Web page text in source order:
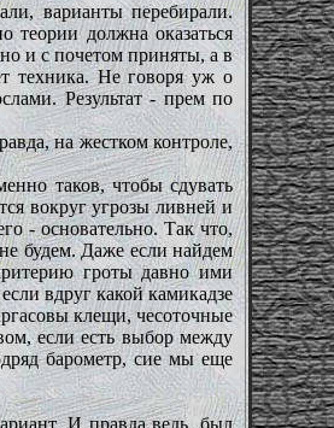
варианты перебирали.
теории должна оказаться
и с почетом приняты, а в
техника. Не говоря уж о
Результат - прем по
на жестком контроле,
таков, чтобы сдувать
вокруг угрозы ливней и
- основательно. Так что,
будем. Даже если найдем
гроты давно ими
вдруг какой камикадзе
клещи, чесоточные
если есть выбор между
барометр, сие мы еще
И правда ведь, был